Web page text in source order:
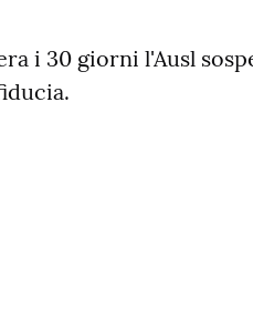
i 30 giorni l'Ausl